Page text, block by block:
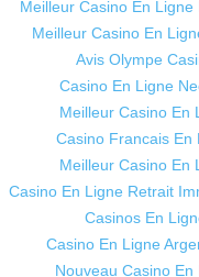
Meilleur Casino En Ligne
Meilleur Casino En
Avis Olympe
Casino En Ligne
Meilleur Casino En
Casino Francais En
Meilleur Casino En
Casino En Ligne Retrait
Casinos En
Casino En Ligne
Nouveau Casino En